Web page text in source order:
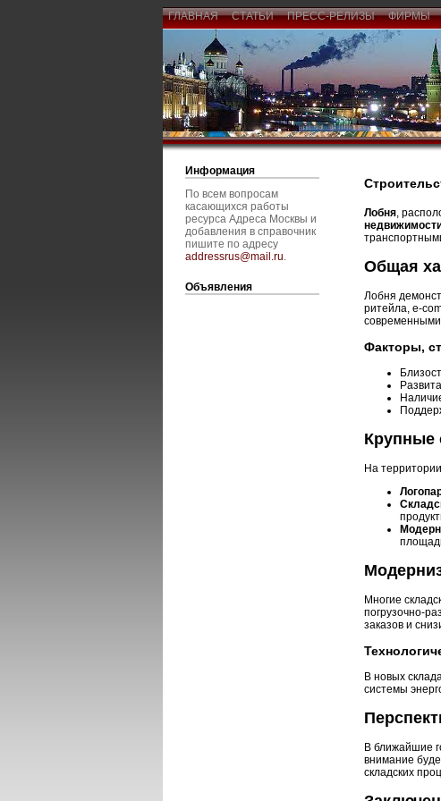
ГЛАВНАЯ СТАТЬИ ПРЕСС-РЕЛИЗЫ ФИРМЫ
Информация
По всем вопросам
касающихся работы
ресурса Адреса Москвы и
добавления в справочник
пишите по адресу
addressrus@mail.ru.
Объявления
Лобня,
Общая
Лобня
ритейла, e-
Факторы,
Крупные
На
Многие
погрузочно-
заказов и
В новых
системы
В ближайшие
внимание
складских